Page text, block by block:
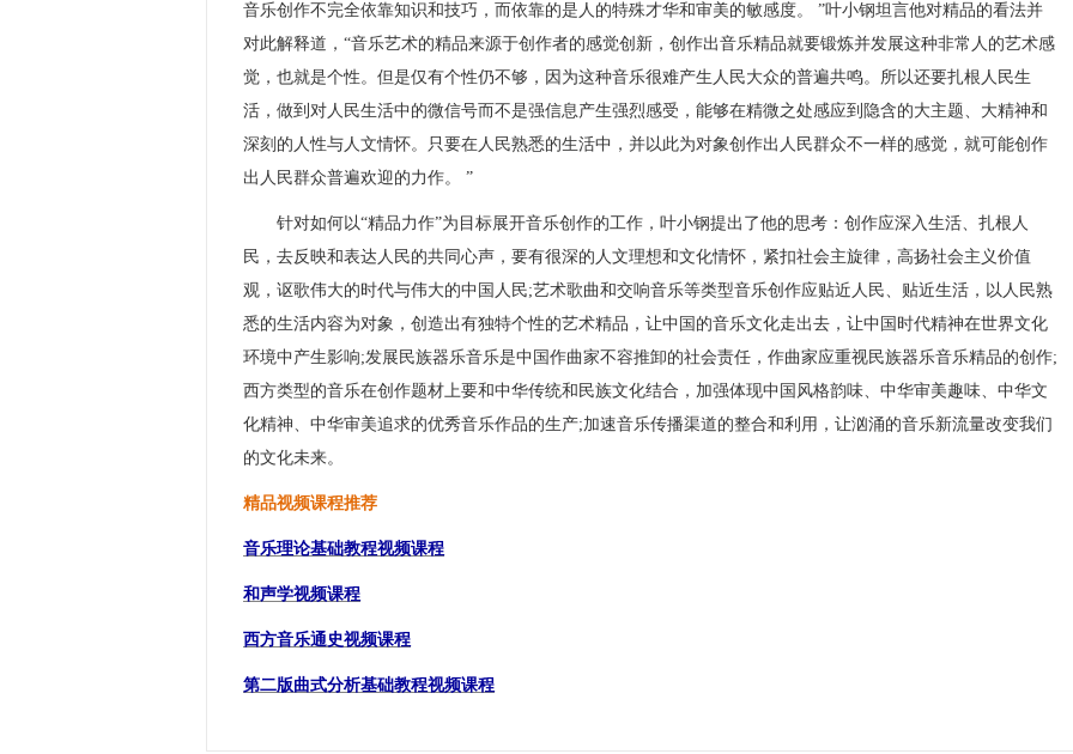
音乐创作不完全依靠知识和技巧，而依靠的是人的特殊才华和审美的敏感度。 ”叶小钢坦言他对精品的看法并
对此解释道，“音乐艺术的精品来源于创作者的感觉创新，创作出音乐精品就要锻炼并发展这种非常人的艺术感
觉，也就是个性。但是仅有个性仍不够，因为这种音乐很难产生人民大众的普遍共鸣。所以还要扎根人民生
活，做到对人民生活中的微信号而不是强信息产生强烈感受，能够在精微之处感应到隐含的大主题、大精神和
深刻的人性与人文情怀。只要在人民熟悉的生活中，并以此为对象创作出人民群众不一样的感觉，就可能创作
出人民群众普遍欢迎的力作。 ”
针对如何以“精品力作”为目标展开音乐创作的工作，叶小钢提出了他的思考：创作应深入生活、扎根人
民，去反映和表达人民的共同心声，要有很深的人文理想和文化情怀，紧扣社会主旋律，高扬社会主义价值
观，讴歌伟大的时代与伟大的中国人民;艺术歌曲和交响音乐等类型音乐创作应贴近人民、贴近生活，以人民熟
悉的生活内容为对象，创造出有独特个性的艺术精品，让中国的音乐文化走出去，让中国时代精神在世界文化
环境中产生影响;发展民族器乐音乐是中国作曲家不容推卸的社会责任，作曲家应重视民族器乐音乐精品的创作;
西方类型的音乐在创作题材上要和中华传统和民族文化结合，加强体现中国风格韵味、中华审美趣味、中华文
化精神、中华审美追求的优秀音乐作品的生产;加速音乐传播渠道的整合和利用，让汹涌的音乐新流量改变我们
的文化未来。
精品视频课程推荐
音乐理论基础教程视频课程
和声学视频课程
西方音乐通史视频课程
第二版曲式分析基础教程视频课程